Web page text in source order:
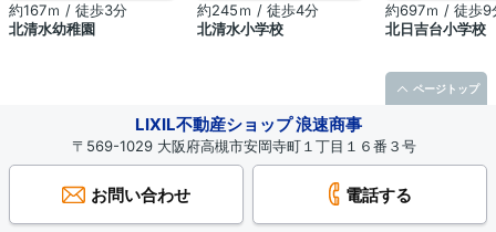
約167ｍ / 徒歩3分
北清水幼稚園
約245ｍ / 徒歩4分
北清水小学校
約697ｍ / 徒歩9
北日吉台小学校
LIXIL不動産ショップ 浪速商事
〒569-1029 大阪府高槻市安岡寺町１丁目１６番３号
お問い合わせ 電話する
ページトップ